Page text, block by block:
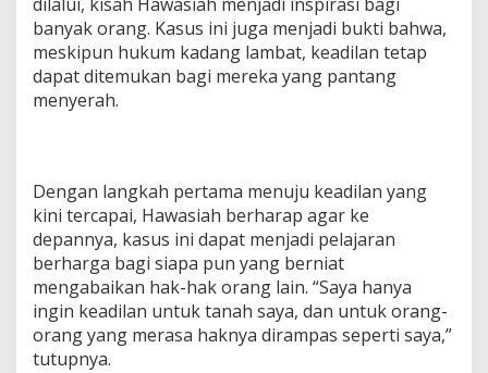
banyak orang. Kasus ini juga menjadi bukti bahwa,
meskipun hukum kadang lambat, keadilan tetap
dapat ditemukan bagi mereka yang pantang
menyerah.
Dengan langkah pertama menuju keadilan yang
kini tercapai, Hawasiah berharap agar ke
depannya, kasus ini dapat menjadi pelajaran
berharga bagi siapa pun yang berniat
mengabaikan hak-hak orang lain. “Saya hanya
ingin keadilan untuk tanah saya, dan untuk orang-
orang yang merasa haknya dirampas seperti saya,”
tutupnya.